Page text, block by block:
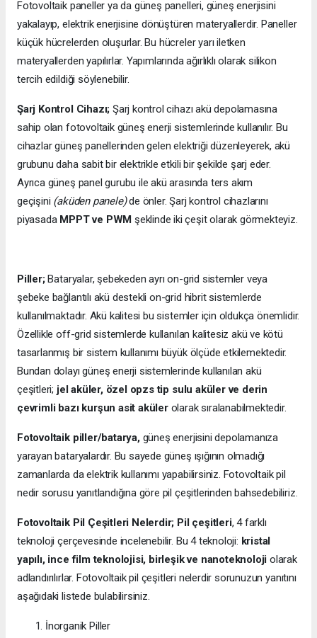
Fotovoltaik paneller ya da güneş panelleri, güneş enerjisini
yakalayıp, elektrik enerjisine dönüştüren materyallerdir. Paneller
küçük hücrelerden oluşurlar. Bu hücreler yarı iletken
materyallerden yapılırlar. Yapımlarında ağırlıklı olarak silikon
tercih edildiği söylenebilir.
Şarj Kontrol Cihazı; Şarj kontrol cihazı akü depolamasına
sahip olan fotovoltaik güneş enerji sistemlerinde kullanılır. Bu
cihazlar güneş panellerinden gelen elektriği düzenleyerek, akü
grubunu daha sabit bir elektrikle etkili bir şekilde şarj eder.
Ayrıca güneş panel gurubu ile akü arasında ters akım
geçişini (aküden panele)de önler. Şarj kontrol cihazlarını
piyasada MPPT ve PWM şeklinde iki çeşit olarak görmekteyiz.
Piller;Bataryalar, şebekeden ayrı on-grid sistemler veya
şebeke bağlantılı akü destekli on-grid hibrit sistemlerde
kullanılmaktadır. Akü kalitesi bu sistemler için oldukça önemlidir.
Özellikle off-grid sistemlerde kullanılan kalitesiz akü ve kötü
tasarlanmış bir sistem kullanımı büyük ölçüde etkilemektedir.
Bundan dolayı güneş enerji sistemlerinde kullanılan akü
çeşitleri; jel aküler, özel opzs tip sulu aküler ve derin
çevrimli bazı kurşun asit akülerolarak sıralanabilmektedir.
Fotovoltaik piller/batarya,güneş enerjisini depolamanıza
yarayan bataryalardır. Bu sayede güneş ışığının olmadığı
zamanlarda da elektrik kullanımı yapabilirsiniz. Fotovoltaik pil
nedir sorusu yanıtlandığına göre pil çeşitlerinden bahsedebiliriz.
Fotovoltaik Pil Çeşitleri Nelerdir; Pil çeşitleri, 4 farklı
teknoloji çerçevesinde incelenebilir. Bu 4 teknoloji: kristal
yapılı, ince film teknolojisi, birleşik ve nanoteknoloji olarak
adlandırılırlar. Fotovoltaik pil çeşitleri nelerdir sorunuzun yanıtını
aşağıdaki listede bulabilirsiniz.
İnorganik Piller